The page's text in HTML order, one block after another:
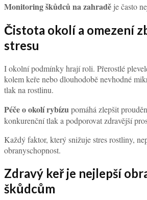
Monitoring škůdců na zahradě je často
Čistota okolí a omezení
stresu
I okolní podmínky hrají roli. Přerostlé
kolem keře nebo dlouhodobě nevhodné
tlak na rostlinu.
Péče o okolí rybízupomáhá zlepšit
konkurenční tlak a podporovat zdravější
Každý faktor, který snižuje stres rostliny,
obranyschopnost.
Zdravý keř je nejlepší
škůdcům